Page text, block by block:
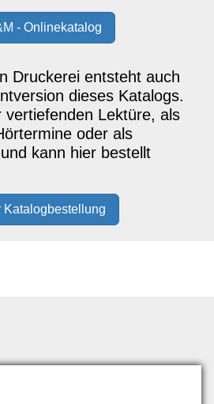
- Onlinekatalog
Druckerei entsteht auch
dieses Katalogs.
vertiefenden Lektüre, als
oder als
kann hier bestellt
Katalogbestellung